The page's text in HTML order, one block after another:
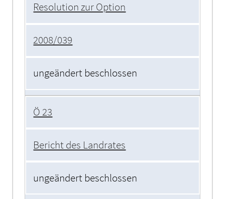
Resolution zur Option
2008/039
ungeändert beschlossen
Ö 23
Bericht des Landrates
ungeändert beschlossen